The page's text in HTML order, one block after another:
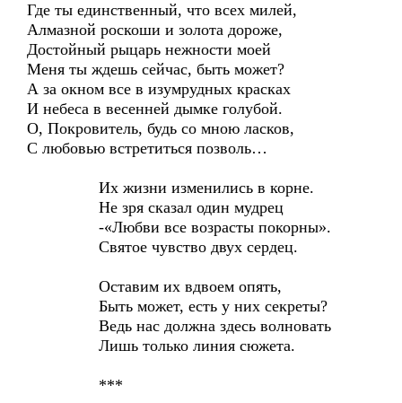
Где ты единственный, что всех милей,
Алмазной роскоши и золота дороже,
Достойный рыцарь нежности моей
Меня ты ждешь сейчас, быть может?
А за окном все в изумрудных красках
И небеса в весенней дымке голубой.
О, Покровитель, будь со мною ласков,
С любовью встретиться позволь…
Их жизни изменились в корне.
Не зря сказал один мудрец
-«Любви все возрасты покорны».
Святое чувство двух сердец.
Оставим их вдвоем опять,
Быть может, есть у них секреты?
Ведь нас должна здесь волновать
Лишь только линия сюжета.
***